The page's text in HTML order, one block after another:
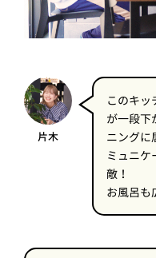
片木
このキッ
が一段下
ニングに
ミュニケ
敵！
お風呂も